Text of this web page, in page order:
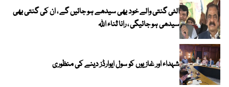
الٹی گنتی والے خود بھی سیدھے ہو جائیں گے ، ان کی گنتی بھی
سیدھی ہو جائیگی ، رانا ثناء اللہ
شہداء اور غازیوں کو سول ایوارڈز دینے کی منظوری